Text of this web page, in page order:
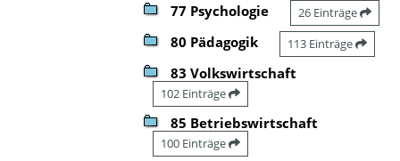
77 Psychologie 26 Einträge
80 Pädagogik 113 Einträge
83 Volkswirtschaft
102 Einträge
85 Betriebswirtschaft
100 Einträge